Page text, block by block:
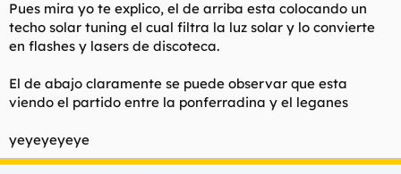
Pues mira yo te explico, el de arriba esta colocando un
techo solar tuning el cual filtra la luz solar y lo convierte
en flashes y lasers de discoteca.
El de abajo claramente se puede observar que esta
viendo el partido entre la ponferradina y el leganes
yeyeyeyeye